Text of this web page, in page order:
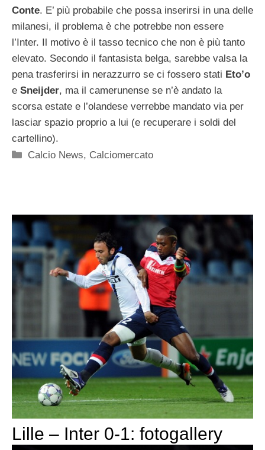
Conte. E’ più probabile che possa inserirsi in una delle
milanesi, il problema è che potrebbe non essere
l’Inter. Il motivo è il tasso tecnico che non è più tanto
elevato. Secondo il fantasista belga, sarebbe valsa la
pena trasferirsi in nerazzurro se ci fossero stati Eto’o
e Sneijder, ma il camerunense se n’è andato la
scorsa estate e l’olandese verrebbe mandato via per
lasciar spazio proprio a lui (e recuperare i soldi del
cartellino).
Categorie
Calcio News, Calciomercato
Lille – Inter 0-1: fotogallery